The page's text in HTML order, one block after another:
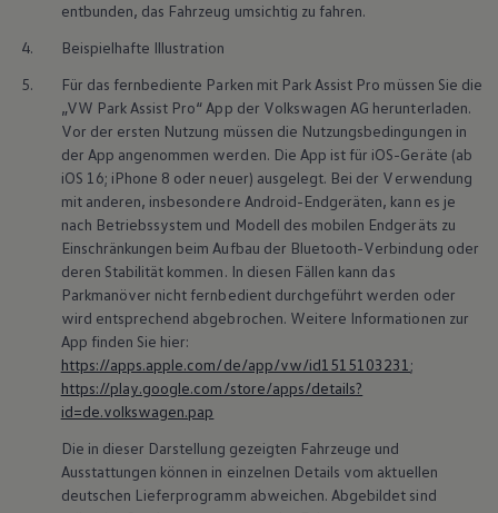
entbunden, das Fahrzeug umsichtig zu fahren.
4.
Beispielhafte Illustration
5.
Für das fernbediente Parken mit Park Assist Pro müssen Sie die
„VW Park Assist Pro“ App der Volkswagen AG herunterladen.
Vor der ersten Nutzung müssen die Nutzungsbedingungen in
der App angenommen werden. Die App ist für iOS-Geräte (ab
iOS 16; iPhone 8 oder neuer) ausgelegt. Bei der Verwendung
mit anderen, insbesondere Android-Endgeräten, kann es je
nach Betriebssystem und Modell des mobilen Endgeräts zu
Einschränkungen beim Aufbau der Bluetooth-Verbindung oder
deren Stabilität kommen. In diesen Fällen kann das
Parkmanöver nicht fernbedient durchgeführt werden oder
wird entsprechend abgebrochen. Weitere Informationen zur
App finden Sie hier:
https://apps.apple.com/de/app/vw/id1515103231 ;
https://play.google.com/store/apps/details?
id=de.volkswagen.pap
Die in dieser Darstellung gezeigten Fahrzeuge und
Ausstattungen können in einzelnen Details vom aktuellen
deutschen Lieferprogramm abweichen. Abgebildet sind